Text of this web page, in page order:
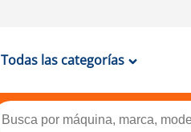
Todas las categorías